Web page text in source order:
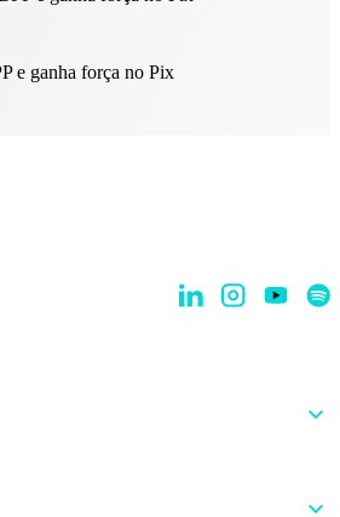
e ganha força no Pix